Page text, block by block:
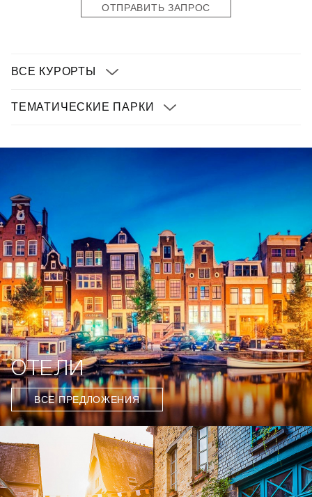
ОТПРАВИТЬ ЗАПРОС
ВСЕ КУРОРТЫ
ТЕМАТИЧЕСКИЕ ПАРКИ
ОТЕЛИ
ВСЕ ПРЕДЛОЖЕНИЯ